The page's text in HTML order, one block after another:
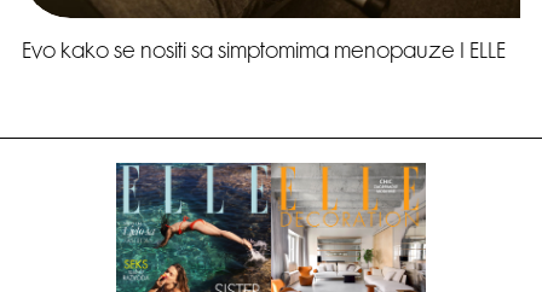
Evo kako se nositi sa simptomima menopauze I ELLE